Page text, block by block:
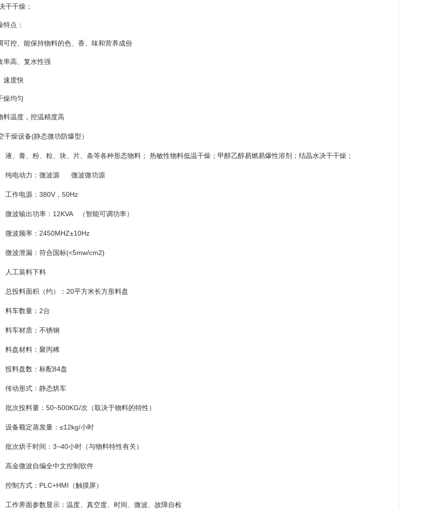
干燥；
点：
可控、能保持物料的色、香、味和营养成份
率高、复水性强
速度快
燥均匀
料温度，控温精度高
设备(静态微功防爆型）
液、膏、粉、粒、块、片、条等各种形态物料； 热敏性物料低温干燥；甲醇乙醇易燃易爆性溶剂；结晶水决干干燥；
纯电动力：微波源 微波微功源
工作电源：380V，50Hz
微波输出功率：12KVA （智能可调功率）
微波频率：2450MHZ±10Hz
微波泄漏：符合国标(<5mw/cm2)
人工装料下料
总投料面积（约）：20平方米长方形料盘
料车数量：2台
料车材质：不锈钢
料盘材料：聚丙稀
投料盘数：标配84盘
传动形式：静态烘车
批次投料量：50~500KG/次（取决于物料的特性）
设备额定蒸发量：≤12kg/小时
批次烘干时间：3~40小时（与物料特性有关）
高金微波自编全中文控制软件
控制方式：PLC+HMI（触摸屏）
工作界面参数显示：温度、真空度、时间、微波、故障自检